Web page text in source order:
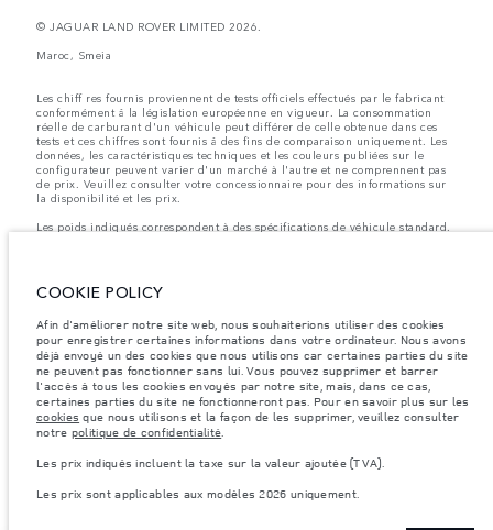
© JAGUAR LAND ROVER LIMITED 2026.
Maroc, Smeia
Les chiff res fournis proviennent de tests officiels effectués par le fabricant
conformément å la législation européenne en vigueur. La consommation
réelle de carburant d'un véhicule peut différer de celle obtenue dans ces
tests et ces chiffres sont fournis å des fins de comparaison uniquement. Les
données, les caractéristiques techniques et les couleurs publiées sur le
configurateur peuvent varier d'un marché à l'autre et ne comprennent pas
de prix. Veuillez consulter votre concessionnaire pour des informations sur
la disponibilité et les prix.
Les poids indiqués correspondent à des spécifications de véhicule standard.
dépassés lorsque vous chargez des accessoires, des occupants, des liquides
et des carburants.
Remarque importante sur les images et les spécifications.La pénurie
mondiale de semi-conducteurs affecte actuellement les spécifications de
construction des véhicules, la disponibilité des options et les délais de
construction. Cette situation s’avère très fluctuante, et par conséquent, les
images utilisées actuellement sur le site Web peuvent ne pas refléter
entièrement les spécifications actuelles en ce qui concerne les
caractéristiques, les options, les finitions et les combinaisons de couleurs.
Veuillez consulter votre concessionnaire pour avoir confirmation des
restrictions actuelles et faire un choix éclairé
Les prix sont applicables uniquement aux modèles produit en 2026.
COOKIE POLICY
Afin d'améliorer notre site web, nous souhaiterions utiliser des cookies
pour enregistrer certaines informations dans votre ordinateur. Nous avons
déjà envoyé un des cookies que nous utilisons car certaines parties du site
ne peuvent pas fonctionner sans lui. Vous pouvez supprimer et barrer
l'accès à tous les cookies envoyés par notre site, mais, dans ce cas,
certaines parties du site ne fonctionneront pas. Pour en savoir plus sur les
cookies que nous utilisons et la façon de les supprimer, veuillez consulter
notre politique de confidentialité.
Les prix indiqués incluent la taxe sur la valeur ajoutée (TVA).
Les prix sont applicables aux modèles 2026 uniquement.